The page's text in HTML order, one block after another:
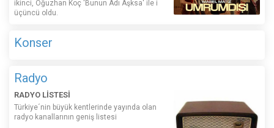
ikinci, Oğuzhan Koç 'Bunun Adı Aşksa' ile i
üçüncü oldu.
Konser
Radyo
RADYO LİSTESİ
Türkiye´nin büyük kentlerinde yayında olan
radyo kanallarının geniş listesi